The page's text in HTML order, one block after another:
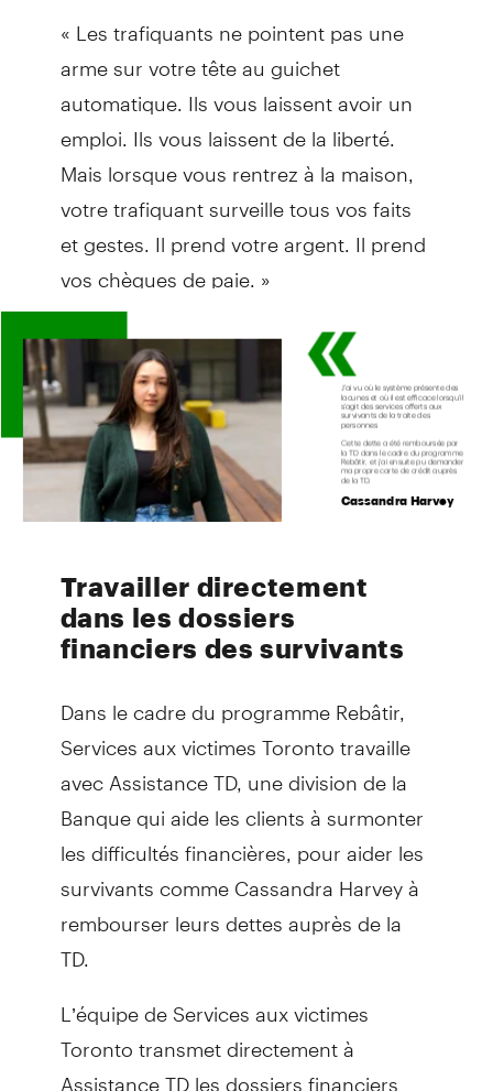
« Les trafiquants ne pointent pas une
arme sur votre tête au guichet
automatique. Ils vous laissent avoir un
emploi. Ils vous laissent de la liberté.
Mais lorsque vous rentrez à la maison,
votre trafiquant surveille tous vos faits
et gestes. Il prend votre argent. Il prend
vos chèques de paie. »
Travailler directement
dans les dossiers
financiers des survivants
Dans le cadre du programme Rebâtir,
Services aux victimes Toronto travaille
avec Assistance TD, une division de la
Banque qui aide les clients à surmonter
les difficultés financières, pour aider les
survivants comme Cassandra Harvey à
rembourser leurs dettes auprès de la
TD.
L’équipe de Services aux victimes
Toronto transmet directement à
Assistance TD les dossiers financiers